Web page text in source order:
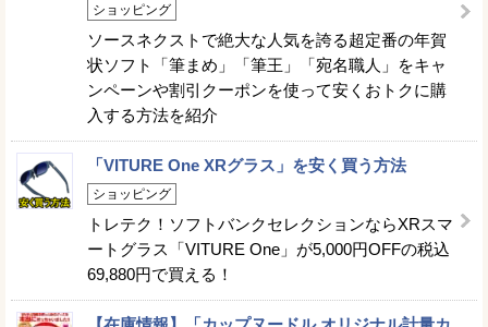
ショッピング
ソースネクストで絶大な人気を誇る超定番の年賀
状ソフト「筆まめ」「筆王」「宛名職人」をキャ
ンペーンや割引クーポンを使って安くおトクに購
入する方法を紹介
「VITURE One XRグラス」を安く買う方法
ショッピング
トレテク！ソフトバンクセレクションならXRスマ
ートグラス「VITURE One」が5,000円OFFの税込
69,880円で買える！